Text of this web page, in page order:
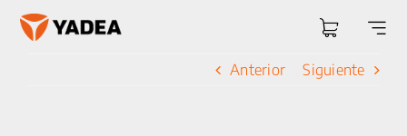
Saltar
Anterior Siguiente